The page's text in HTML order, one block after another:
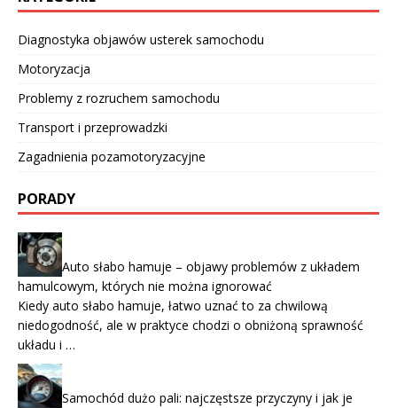
Diagnostyka objawów usterek samochodu
Motoryzacja
Problemy z rozruchem samochodu
Transport i przeprowadzki
Zagadnienia pozamotoryzacyjne
PORADY
Auto słabo hamuje – objawy problemów z układem
hamulcowym, których nie można ignorować
Kiedy auto słabo hamuje, łatwo uznać to za chwilową
niedogodność, ale w praktyce chodzi o obniżoną sprawność
układu i …
Samochód dużo pali: najczęstsze przyczyny i jak je